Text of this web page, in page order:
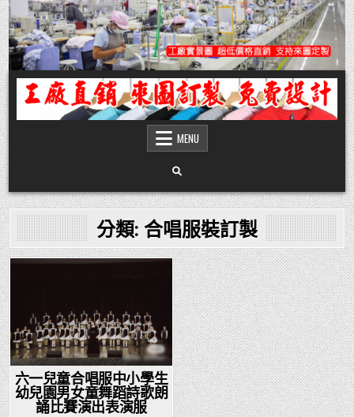
Skip
to
content
團體服
團體服製作,公司企業工作制服POLO衫T恤訂製推薦,做班系校服定製價格,台灣香
港客製化衣服裝工廠商
MENU
分類: 合唱服裝訂製
六一兒童合唱服中小學生
幼兒園男女童舞蹈詩歌朗
誦比賽演出表演服